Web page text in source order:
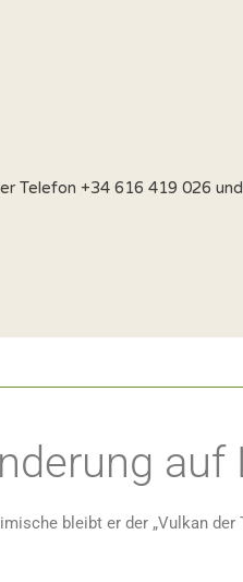
Telefon +34 616 419 026
auf
bleibt er der „Vulkan der